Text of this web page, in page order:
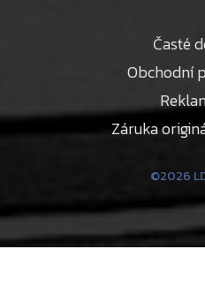
Časté
Obchodní
Záruka
©2026